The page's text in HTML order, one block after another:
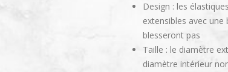
Design : les
extensibles avec
blesseront pas
Taille : le diamètre
diamètre intérieur